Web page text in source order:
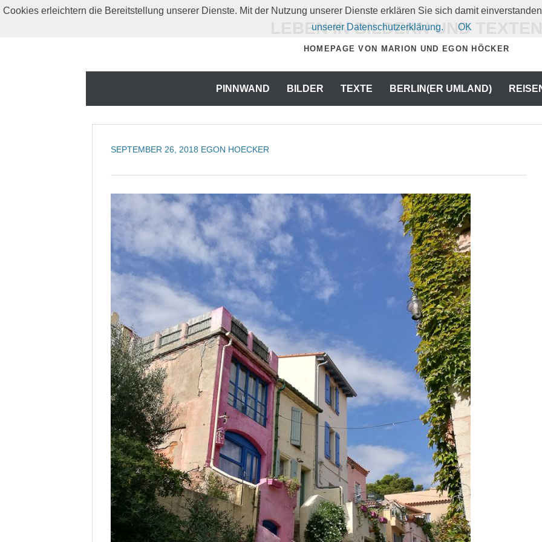
Zum
LEBEN IN BILDERN UND TEXTEN
HOMEPAGE VON MARION UND EGON HÖCKER
PINNWAND BILDER TEXTE BERLIN(ER UMLAND)
SEPTEMBER 26, 2018 EGON HOECKER
Cookies erleichtern die Bereitstellung unserer Dienste. Mit der Nutzung unserer Dienste erklären Sie sich damit
unserer Datenschutzerklärung.
OK